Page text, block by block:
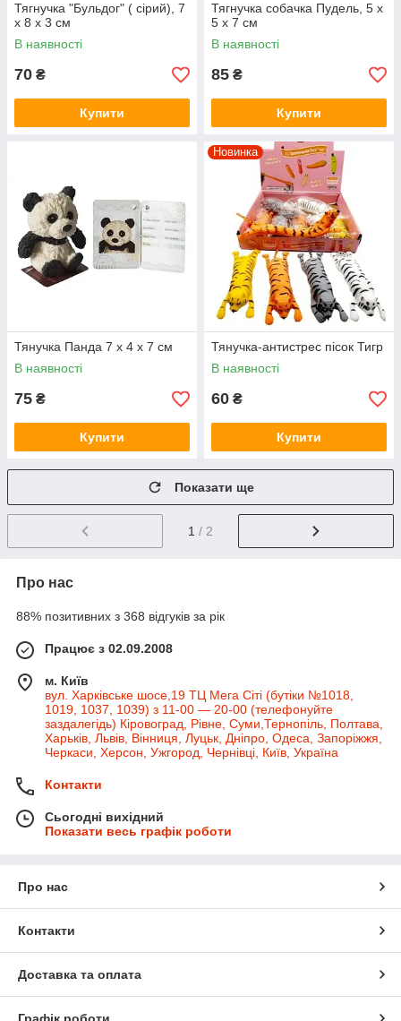
Тягнучка "Бульдог" ( сірий), 7
x 8 x 3 см
В наявності
70 ₴
Купити
Тягнучка собачка Пудель, 5 x
5 x 7 см
В наявності
85 ₴
Купити
Тянучка Панда 7 x 4 x 7 см
В наявності
75 ₴
Купити
Новинка
Тянучка-антистрес пісок Тигр
В наявності
60 ₴
Купити
Показати ще
1 / 2
Про нас
88% позитивних з 368 відгуків за рік
Працює з 02.09.2008
м. Київ
вул. Харківське шосе,19 ТЦ Мега Сіті (бутіки №1018,
1019, 1037, 1039) з 11-00 — 20-00 (телефонуйте
заздалегідь) Кіровоград, Рівне, Суми,Тернопіль, Полтава,
Харьків, Львів, Вінниця, Луцьк, Дніпро, Одеса, Запоріжжя,
Черкаси, Херсон, Ужгород, Чернівці, Київ, Україна
Контакти
Сьогодні вихідний
Показати весь графік роботи
Про нас
Контакти
Доставка та оплата